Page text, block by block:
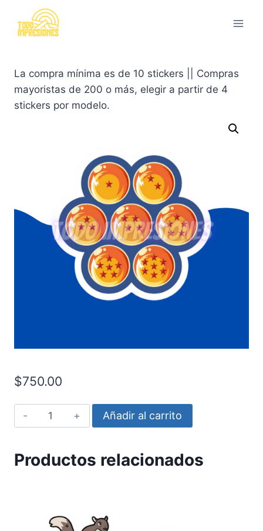
contenido
La compra mínima es de 10 stickers || Compras
mayoristas de 200 o más, elegir a partir de 4
stickers por modelo.
$750.00
Las
7
cantidad
Añadir al carrito
Productos relacionados